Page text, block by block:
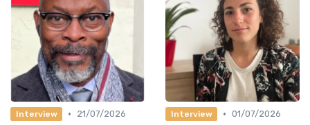
Interview •
21/07/2026
Interview • 01/07/2026